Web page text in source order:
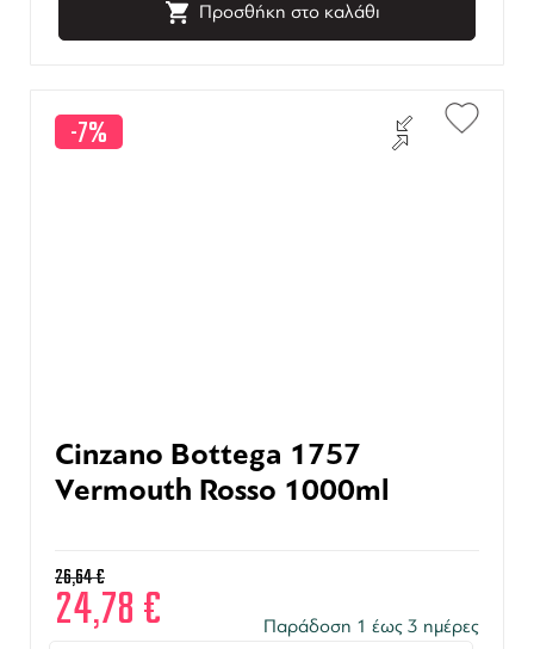
Προσθήκη στο καλάθι
-7%
Cinzano Bottega 1757
Vermouth Rosso 1000ml
26,64€
24,78 € Παράδοση 1 έως 3 ημέρες